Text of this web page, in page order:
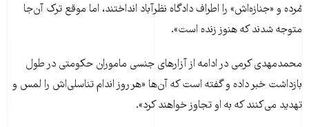
مُرده و «جنازه‌اش» را اطراف دادگاه نظرآباد انداختند، اما موقع ترک آن‌جا
متوجه شدند که هنوز زنده است».
محمدمهدی کرمی در ادامه از آزارهای جنسی ماموران حکومتی در طول
بازداشت خبر داده و گفته است که آن‌ها «هر روز اندام‌ تناسلی‌اش را لمس و
تهدید می‌کنند که به او تجاوز خواهند کرد».